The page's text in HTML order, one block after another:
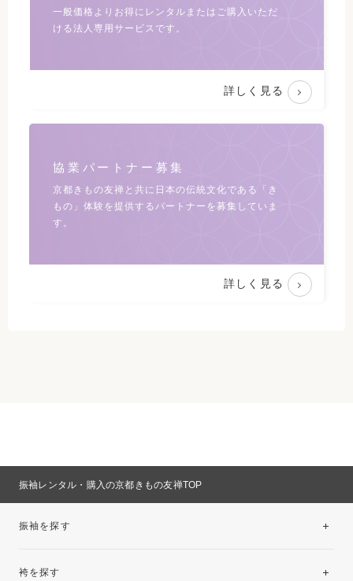
一般価格よりお得にレンタルまたは ご購入いただ
ける法人専用サービスです。
詳しく見る
協業パートナー募集
京都きもの友禅と共に日本の伝統文化である
「き
もの」体験を提供するパートナーを募集していま
す。
詳しく見る
振袖レンタル・購入の京都きもの友禅TOP
振袖を探す
袴を探す